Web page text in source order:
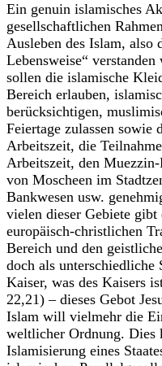
Ein genuin islamisches
gesellschaftlichen
Ausleben des Islam, also
Lebensweise“
sollen die islamische
Bereich erlauben,
berücksichtigen,
Feiertage zulassen sowie
Arbeitszeit, die
Arbeitszeit, den
von Moscheen im
Bankwesen usw.
vielen dieser Gebiete
europäisch-christlichen
Bereich und den
doch als unterschiedliche
Kaiser, was des Kaisers
22,21) – dieses Gebot
Islam will vielmehr die
weltlicher Ordnung. Dies
Islamisierung eines